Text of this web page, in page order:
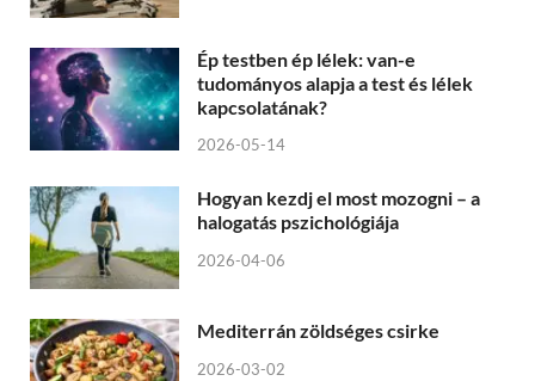
Ép testben ép lélek: van-e
tudományos alapja a test és lélek
kapcsolatának?
2026-05-14
Hogyan kezdj el most mozogni – a
halogatás pszichológiája
2026-04-06
Mediterrán zöldséges csirke
2026-03-02